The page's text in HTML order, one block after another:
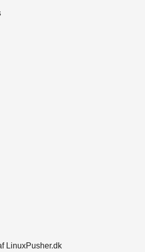
LinuxPusher.dk